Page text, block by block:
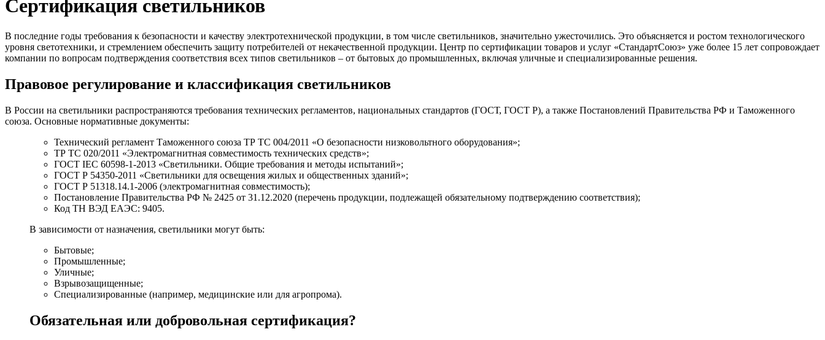
Сертификация светильников
В последние годы требования к безопасности и качеству электротехнической продукции, в том числе светильников, значительно ужесточились. Это объясняется и ростом технологического
уровня светотехники, и стремлением обеспечить защиту потребителей от некачественной продукции. Центр по сертификации товаров и услуг «СтандартСоюз» уже более 15 лет сопровождает
компании по вопросам подтверждения соответствия всех типов светильников – от бытовых до промышленных, включая уличные и специализированные решения.
Правовое регулирование и классификация светильников
В России на светильники распространяются требования технических регламентов, национальных стандартов (ГОСТ, ГОСТ Р), а также Постановлений Правительства РФ и Таможенного
союза. Основные нормативные документы:
Технический регламент Таможенного союза ТР ТС 004/2011 «О безопасности низковольтного оборудования»;
ТР ТС 020/2011 «Электромагнитная совместимость технических средств»;
ГОСТ IEC 60598-1-2013 «Светильники. Общие требования и методы испытаний»;
ГОСТ Р 54350-2011 «Светильники для освещения жилых и общественных зданий»;
ГОСТ Р 51318.14.1-2006 (электромагнитная совместимость);
Постановление Правительства РФ № 2425 от 31.12.2020 (перечень продукции, подлежащей обязательному подтверждению соответствия);
Код ТН ВЭД ЕАЭС: 9405.
В зависимости от назначения, светильники могут быть:
Бытовые;
Промышленные;
Уличные;
Взрывозащищенные;
Специализированные (например, медицинские или для агропрома).
Обязательная или добровольная сертификация?